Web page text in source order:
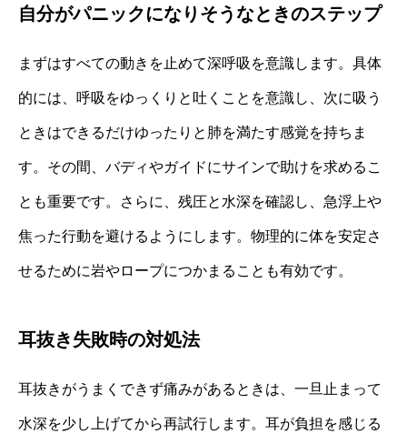
自分がパニックになりそうなときのステップ
まずはすべての動きを止めて深呼吸を意識します。具体
的には、呼吸をゆっくりと吐くことを意識し、次に吸う
ときはできるだけゆったりと肺を満たす感覚を持ちま
す。その間、バディやガイドにサインで助けを求めるこ
とも重要です。さらに、残圧と水深を確認し、急浮上や
焦った行動を避けるようにします。物理的に体を安定さ
せるために岩やロープにつかまることも有効です。
耳抜き失敗時の対処法
耳抜きがうまくできず痛みがあるときは、一旦止まって
水深を少し上げてから再試行します。耳が負担を感じる